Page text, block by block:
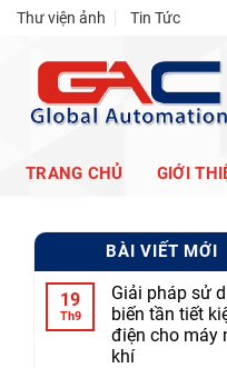
Skip
content
Thư viện ảnh Tin Tức
TRANG CHỦ GIỚI
BÀI VIẾT MỚI
19
Th9
Giải pháp sử
biến tần tiết
điện cho máy
khí